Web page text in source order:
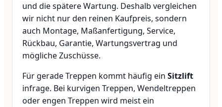
und die spätere Wartung. Deshalb vergleichen
wir nicht nur den reinen Kaufpreis, sondern
auch Montage, Maßanfertigung, Service,
Rückbau, Garantie, Wartungsvertrag und
mögliche Zuschüsse.
Für gerade Treppen kommt häufig ein Sitzlift
infrage. Bei kurvigen Treppen, Wendeltreppen
oder engen Treppen wird meist ein